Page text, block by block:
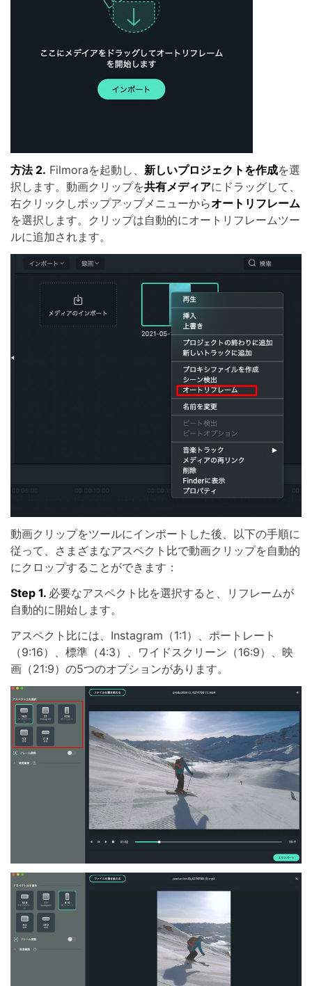
方法 2. Filmoraを起動し、 新しいプロジェクトを作成を選
択します。動画クリップを共有メディアにドラッグして、
右クリックしポップアップメニューからオートリフレーム
を選択します。クリップは自動的にオートリフレームツー
ルに追加されます。
動画クリップをツールにインポートした後、以下の手順に
従って、さまざまなアスペクト比で動画クリップを自動的
にクロップすることができます：
Step 1. 必要なアスペクト比を選択すると、リフレームが
自動的に開始します。
アスペクト比には、Instagram（1:1）、ポートレート
（9:16）、標準（4:3）、ワイドスクリーン（16:9）、映
画（21:9）の5つのオプションがあります。